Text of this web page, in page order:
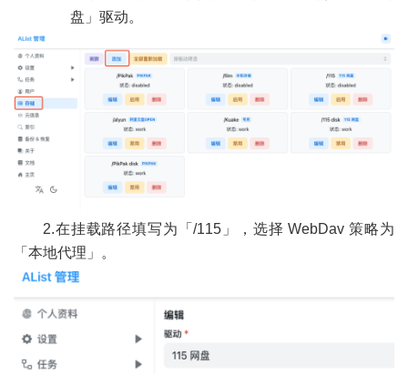
盘」驱动。
2.在挂载路径填写为「/115」，选择 WebDav 策略为
「本地代理」。